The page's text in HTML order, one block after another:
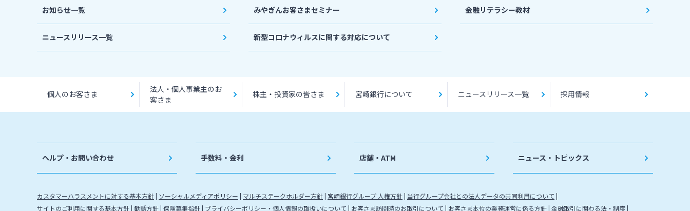
お知らせ一覧
ニュースリリース一覧
みやぎんお客さまセミナー
新型コロナウィルスに関する対応について
金融リテラシー教材
個人のお客さま
法人・個人事業主のお
客さま
株主・投資家の皆さま 宮崎銀行について ニュースリリース一覧 採用情報
ヘルプ・お問い合わせ 手数料・金利 店舗・ATM ニュース・トピックス
カスタマーハラスメントに対する基本方針 ソーシャルメディアポリシー マルチステークホルダー方針 宮崎銀行グループ 人権方針 当行グループ会社との法人データの共同利用について
サイトのご利用に関する基本方針 勧誘方針 保険募集指針 プライバシーポリシー・個人情報の取扱いについて お客さま訪問時のお取引について お客さま本位の業務運営に係る方針 金融取引に関わる法・制度